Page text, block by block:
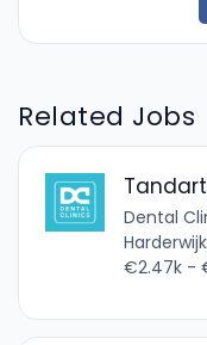
Related Jobs
Dental
€2.47k -